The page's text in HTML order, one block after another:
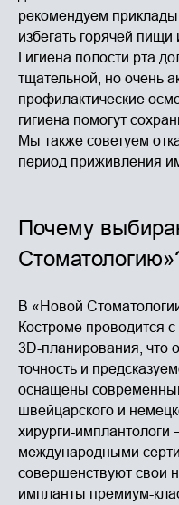
рекомендуем
избегать горячей пищи
Гигиена полости рта
тщательной, но очень
профилактические
гигиена помогут
Мы также советуем
период приживления
Почему
В «Новой
Костроме проводится
3D-планирования, что
точность и
оснащены
швейцарского и
хирурги-
международными
совершенствуют свои
импланты премиум-